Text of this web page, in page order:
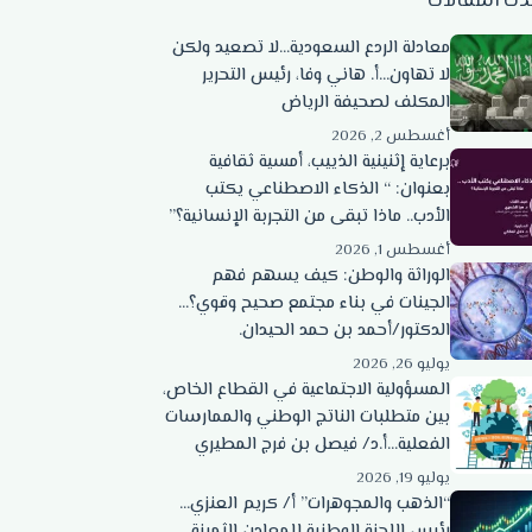
معادلة الردع السعودية…لا تصعيد ولكن
لا تهاون…أ. هاني وفا، رئيس التحرير
المكلف لصحيفة الرياض
أغسطس 2, 2026
برعاية إثنينية الذييب، أمسية ثقافية
بعنوان: “ الذكاء الاصطناعي يكتب
الأدب.. ماذا تبقى من التجربة الإنسانية؟”
أغسطس 1, 2026
الوراثة والوطن: كيف يسهم فهم
الجينات في بناء مجتمع صحيح وقوي؟…
الدكتور/أحمد بن حمد الحيدان.
يوليو 26, 2026
المسؤولية الاجتماعية في القطاع الخاص،
بين متطلبات الناتج الوطني والممارسات
الفعلية…أ.د/ فيصل بن فرج المطيري
يوليو 19, 2026
“الذهب والمجوهرات” أ/ كريم العنزي…